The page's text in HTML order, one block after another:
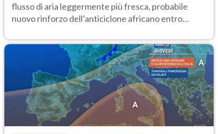
flusso di aria leggermente più fresca, probabile
nuovo rinforzo dell’anticiclone africano entro